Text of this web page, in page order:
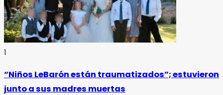
1
“Niños LeBarón están traumatizados”; estuvieron
junto a sus madres muertas